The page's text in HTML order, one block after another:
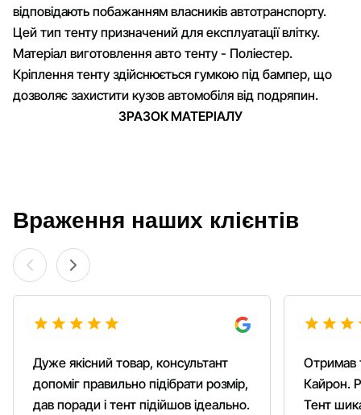
відповідають побажанням власників автотранспорту.
Цей тип тенту призначений для експлуатації влітку.
Матеріал виготовлення авто тенту - Поліестер.
Кріплення тенту здійснюється гумкою під бампер, що
дозволяє захистити кузов автомобіля від подряпин.
ЗРАЗОК МАТЕРІАЛУ
Враження наших клієнтів
Дуже якісний товар, консультант
допоміг правильно підібрати розмір,
дав поради і тент підійшов ідеально.
Отримав
Кайрон.
Тент